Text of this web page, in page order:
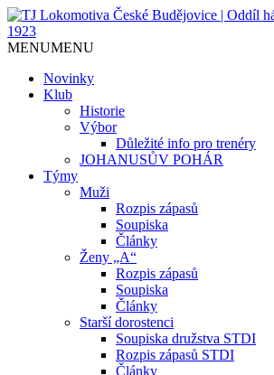
TJ Lokomotiva České
Budějovice | Oddíl
Založeno 1923
Jediný házenkářský klub v
MENUMENU
Novinky
Klub
Historie
Výbor
Důležité info pro trenéry
JOHANUSŮV POHÁR
Týmy
Muži
Rozpis zápasů
Soupiska
Články
Ženy „A“
Rozpis zápasů
Soupiska
Články
Starší dorostenci
Soupiska družstva STDI
Rozpis zápasů STDI
Články